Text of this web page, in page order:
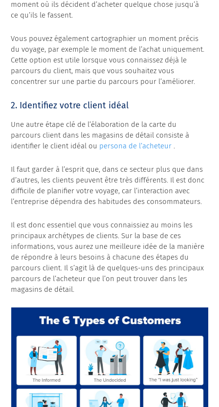
moment où ils décident d’acheter quelque chose jusqu’à
ce qu’ils le fassent.
Vous pouvez également cartographier un moment précis
du voyage, par exemple le moment de l’achat uniquement.
Cette option est utile lorsque vous connaissez déjà le
parcours du client, mais que vous souhaitez vous
concentrer sur une partie du parcours pour l’améliorer.
2. Identifiez votre client idéal
Une autre étape clé de l’élaboration de la carte du
parcours client dans les magasins de détail consiste à
identifier le client idéal ou persona de l’acheteur .
Il faut garder à l’esprit que, dans ce secteur plus que dans
d’autres, les clients peuvent être très différents. Il est donc
difficile de planifier votre voyage, car l’interaction avec
l’entreprise dépendra des habitudes des consommateurs.
Il est donc essentiel que vous connaissiez au moins les
principaux archétypes de clients. Sur la base de ces
informations, vous aurez une meilleure idée de la manière
de répondre à leurs besoins à chacune des étapes du
parcours client. Il s’agit là de quelques-uns des principaux
parcours de l’acheteur que l’on peut trouver dans les
magasins de détail.